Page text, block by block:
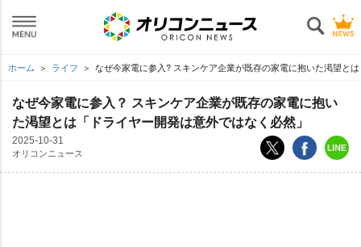
ホーム ライフ なぜ今家電に参入? スキンケア企業が既存の家電に抱いた渇望と
なぜ今家電に参入？ スキンケア企業が既存の家電に抱い
た渇望とは「ドライヤー開発は意外ではなく必然」
2025-10-31
オリコンニュース